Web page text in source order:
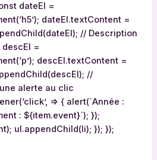
dateEl =
dateEl.textContent =
// Description
descEl =
descEl.textContent =
//
alerte au clic
=> { alert(`Année :
: ${item.event}`); });
ul.appendChild(li); }); });